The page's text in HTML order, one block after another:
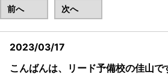
前へ 次へ
2023/03/17
こんばんは、リード予備校の佳山で